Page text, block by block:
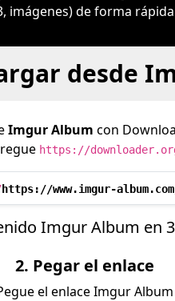
imágenes) de forma
desde
Imgur Album con
https://
https://www.imgur-
Imgur Album en
2. Pegar el enlace
el enlace Imgur Album